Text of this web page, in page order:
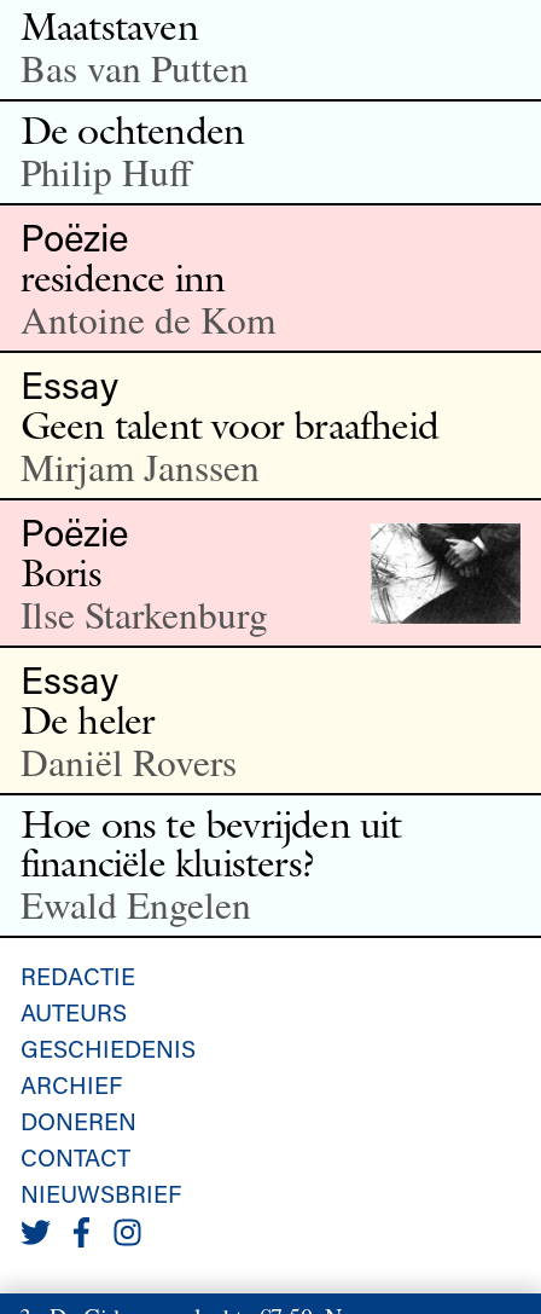
Maatstaven
Bas van Putten
De ochtenden
Philip Huff
Poëzie
residence inn
Antoine de Kom
Essay
Geen talent voor braafheid
Mirjam Janssen
Poëzie
Boris
Ilse Starkenburg
Essay
De heler
Daniël Rovers
Hoe ons te bevrijden uit
financiële kluisters?
Ewald Engelen
REDACTIE
AUTEURS
GESCHIEDENIS
ARCHIEF
DONEREN
CONTACT
NIEUWSBRIEF